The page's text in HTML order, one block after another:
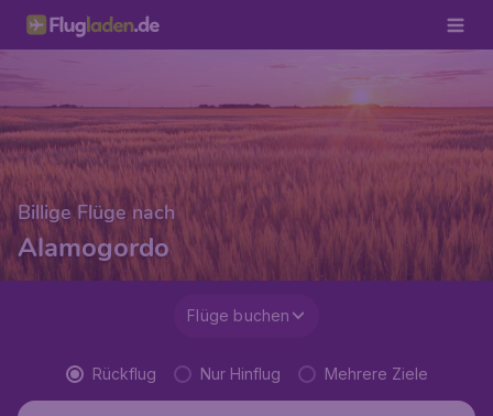
Billige Flüge nach
Alamogordo
Flüge buchen
Rückflug Nur Hinflug Mehrere Ziele